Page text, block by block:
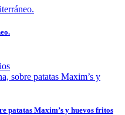
patatas Maxim’s y huevos fritos